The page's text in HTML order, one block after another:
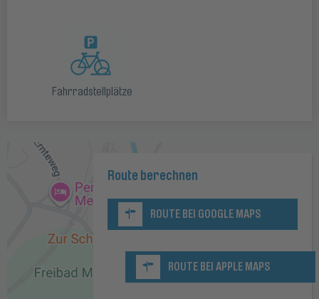
Fahrradstellplätze
Route berechnen
ROUTE BEI GOOGLE MAPS
ROUTE BEI APPLE MAPS